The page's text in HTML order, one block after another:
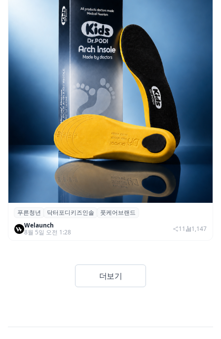
푸른청년, 성장기 아동 발 건강 위한 ‘닥터포
디 키즈 인솔’ 출시
푸른청년 닥터포디키즈인솔
풋케어브랜드
Welaunch
8월 5일 오전 1:28
11 1,147
더보기